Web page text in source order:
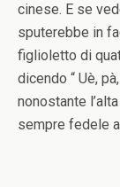
cinese. E se
sputerebbe in
figlioletto di
dicendo “ Uè,
nonostante
sempre fedele